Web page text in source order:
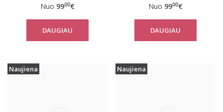
kombinezonas
Nuo 9900€
DAUGIAU
Nuo 9900€
DAUGIAU
Naujiena Naujiena